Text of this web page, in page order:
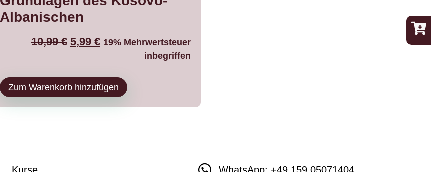
Albanischen
10,99€ 5,99 € 19% Mehrwertsteuer
inbegriffen
Zum Warenkorb hinzufügen
Kurse WhatsApp: +49 159 05071404